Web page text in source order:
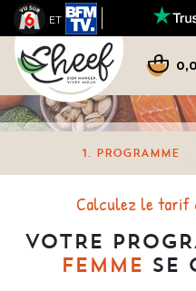
ET
PROGRAMME
calculez le tarif
VOTRE
FEMME SE